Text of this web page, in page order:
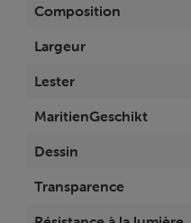
Composition
Largeur
Lester
MaritienGeschikt
Dessin
Transparence